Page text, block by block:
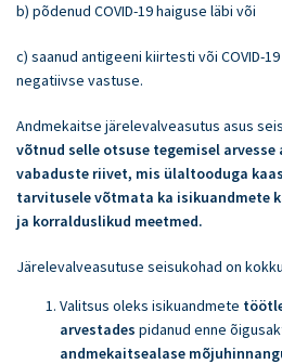
b) põdenud COVID-19 haiguse läbi või
c) saanud antigeeni kiirtesti või COVID-
negatiivse vastuse.
Andmekaitse järelevalveasutus asus
võtnud selle otsuse tegemisel
vabaduste riivet, mis ülaltooduga
tarvitusele võtmata ka isikuandmete
ja korralduslikud meetmed.
Järelevalveasutuse seisukohad on
Valitsus oleks isikuandmete
arvestades pidanud enne
andmekaitsealase